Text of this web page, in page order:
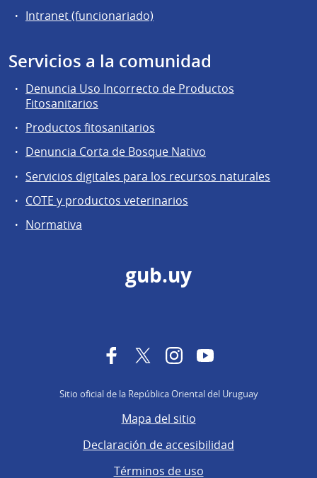
Intranet (funcionariado)
Servicios a la comunidad
Denuncia Uso Incorrecto de Productos
Fitosanitarios
Productos fitosanitarios
Denuncia Corta de Bosque Nativo
Servicios digitales para los recursos naturales
COTE y productos veterinarios
Normativa
gub.uy
FacebookTwitterInstagramYouTube
Sitio oficial de la República Oriental del Uruguay
Mapa del sitio
Declaración de accesibilidad
Términos de uso